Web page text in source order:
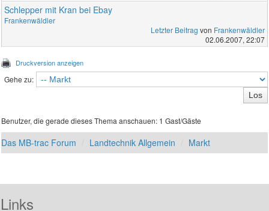
Schlepper mit Kran bei Ebay
Frankenwäldler
Letzter Beitrag von Frankenwäldler
02.06.2007, 22:07
Druckversion anzeigen
Gehe zu:
Benutzer, die gerade dieses Thema anschauen: 1 Gast/Gäste
Das MB-trac Forum Landtechnik Allgemein Markt
Links